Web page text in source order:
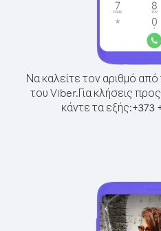
Να καλείτε τον αριθμό
του Viber.Για κλήσεις
κάντε τα εξής:+373